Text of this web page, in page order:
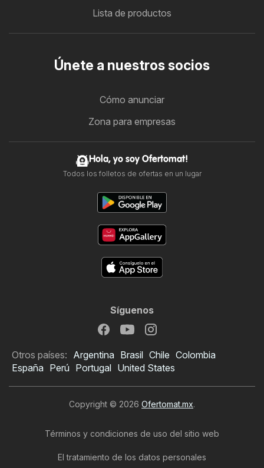
Lista de productos
Únete a nuestros socios
Cómo anunciar
Zona para empresas
Hola, yo soy Ofertomat!
Todos los folletos de ofertas en un lugar
Síguenos
Otros países: Argentina Brasil Chile Colombia
España Perú Portugal United States
Copyright © 2026 Ofertomat.mx.
Términos y condiciones de uso del sitio web
El tratamiento de los datos personales